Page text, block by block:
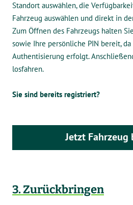
Standort auswählen, die
Fahrzeug auswählen und direkt in
Zum Öffnen des Fahrzeugs halten
sowie Ihre persönliche PIN bereit,
Authentisierung erfolgt.
losfahren.
Sie sind bereits registriert?
Jetzt Fahrzeug
3. Zurückbringen